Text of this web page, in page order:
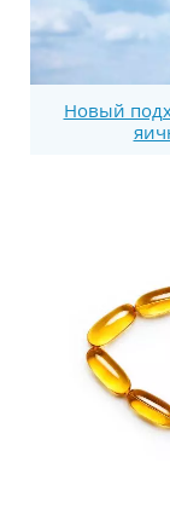
Новый